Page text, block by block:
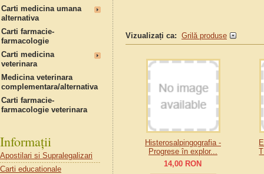
Vizualizați ca: Grilă produse
Histerosalpingografia -
Progrese în explor...
14,00 RON
Carti medicina umana
alternativa
Carti farmacie-
farmacologie
Carti medicina
veterinara
Medicina veterinara
complementara/alternativa
Carti farmacie-
farmacologie veterinara
Informații
Apostilari si Supralegalizari
Carti educationale